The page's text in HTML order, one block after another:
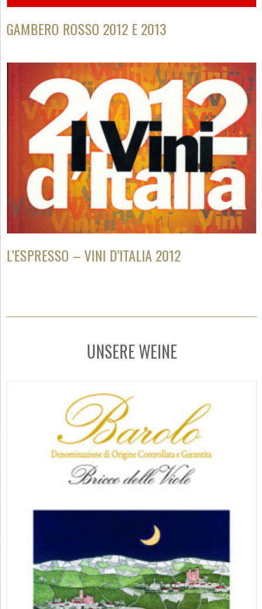
GAMBERO ROSSO 2012 E 2013
L’ESPRESSO – VINI D’ITALIA 2012
UNSERE WEINE